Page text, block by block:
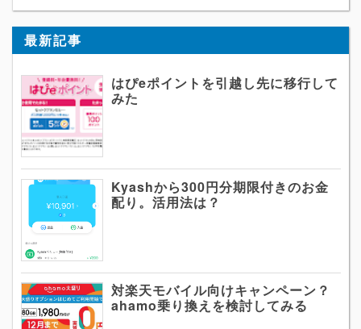
最新記事
はぴeポイントを引越し先に移行して
みた
Kyashから300円分期限付きのお金
配り。活用法は？
対楽天モバイル向けキャンペーン？
ahamo乗り換えを検討してみる